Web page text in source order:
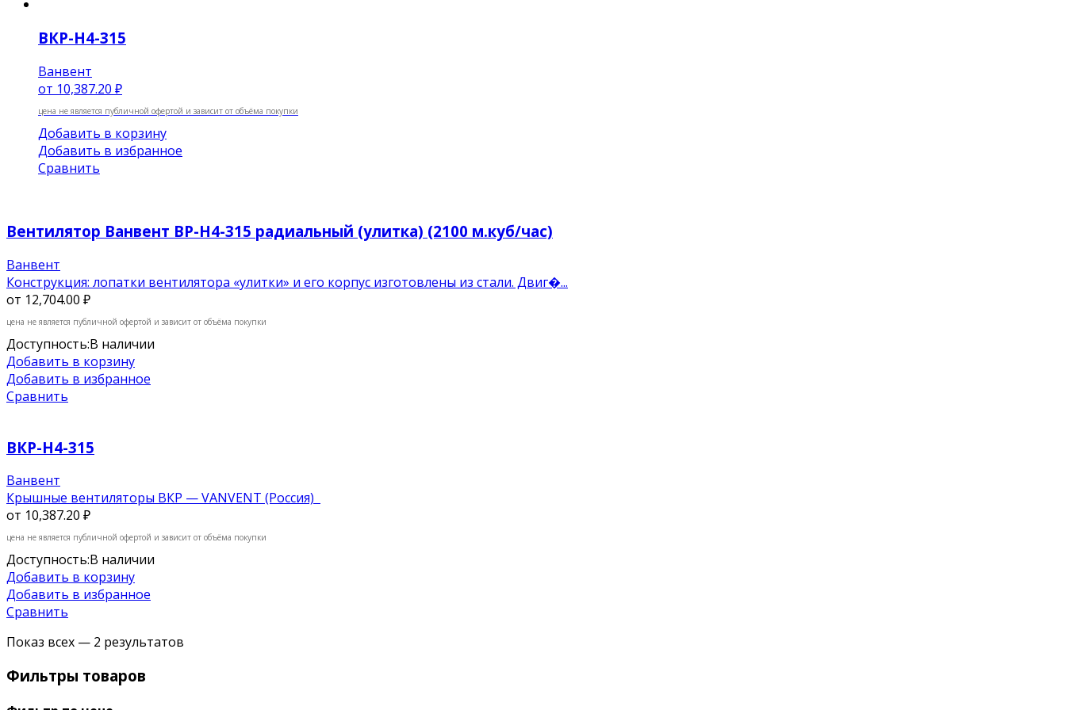
ВКР-Н4-315
Ванвент
от 10,387.20 ₽
цена не является публичной офертой и зависит от объёма покупки
Добавить в корзину
Добавить в избранное
Сравнить
Вентилятор Ванвент ВР-Н4-315 радиальный (улитка) (2100 м.куб/час)
Ванвент
Конструкция: лопатки вентилятора «улитки» и его корпус изготовлены из стали. Двиг�...
от 12,704.00 ₽
цена не является публичной офертой и зависит от объёма покупки
Доступность:В наличии
Добавить в корзину
Добавить в избранное
Сравнить
ВКР-Н4-315
Ванвент
Крышные вентиляторы ВКР — VANVENT (Россия)
от 10,387.20 ₽
цена не является публичной офертой и зависит от объёма покупки
Доступность:В наличии
Добавить в корзину
Добавить в избранное
Сравнить
Показ всех — 2 результатов
Фильтры товаров